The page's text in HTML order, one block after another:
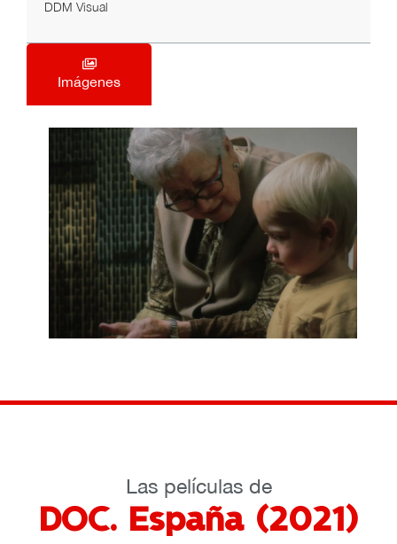
DDM Visual
Imágenes
Las películas de
DOC. España (2021)